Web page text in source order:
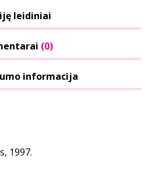
leidiniai
(0)
informacija
1997.